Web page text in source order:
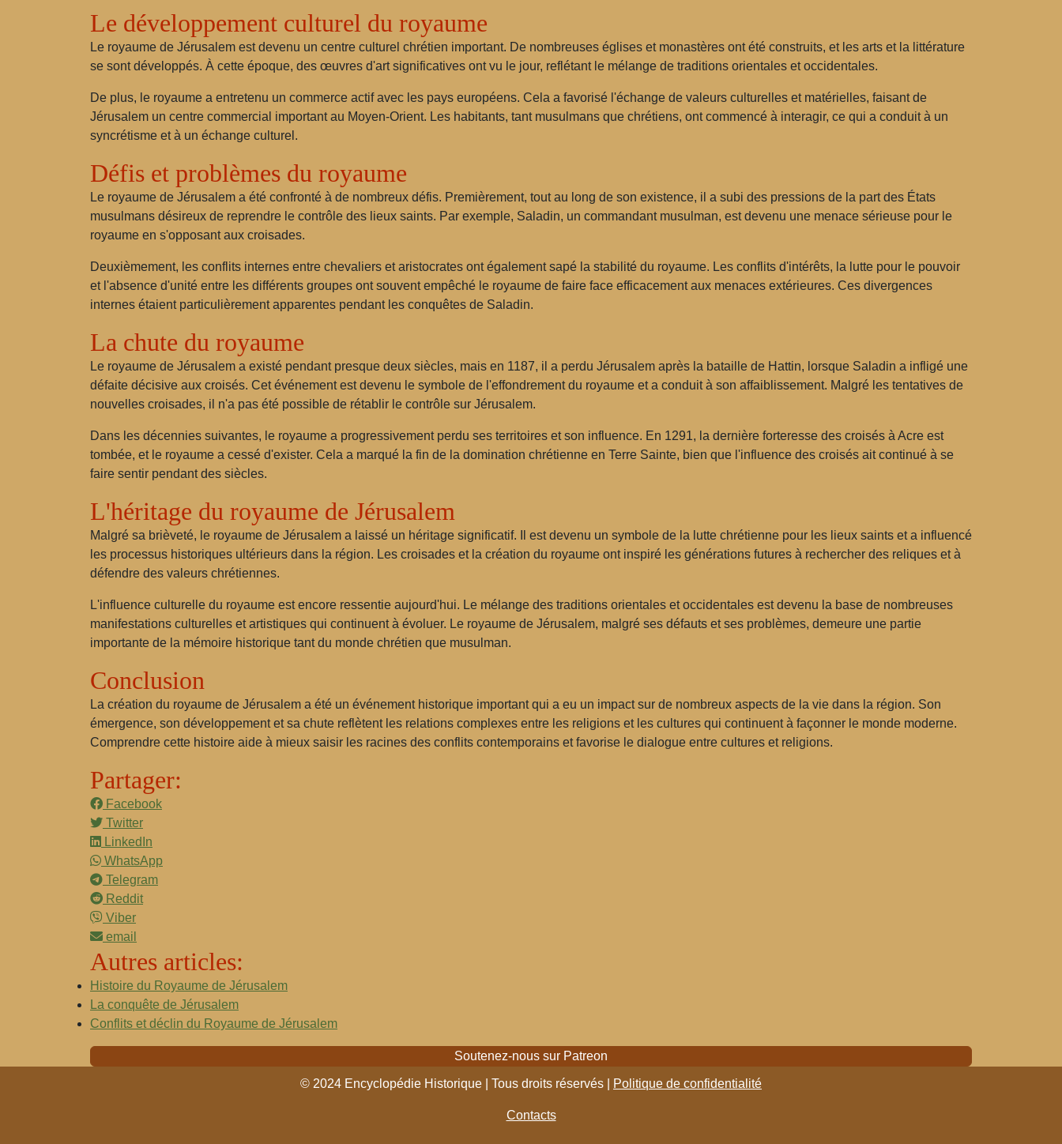
Le développement culturel du royaume
Le royaume de Jérusalem est devenu un centre culturel chrétien important. De nombreuses églises et monastères ont été construits, et les arts et la littérature
se sont développés. À cette époque, des œuvres d'art significatives ont vu le jour, reflétant le mélange de traditions orientales et occidentales.
De plus, le royaume a entretenu un commerce actif avec les pays européens. Cela a favorisé l'échange de valeurs culturelles et matérielles, faisant de
Jérusalem un centre commercial important au Moyen-Orient. Les habitants, tant musulmans que chrétiens, ont commencé à interagir, ce qui a conduit à un
syncrétisme et à un échange culturel.
Défis et problèmes du royaume
Le royaume de Jérusalem a été confronté à de nombreux défis. Premièrement, tout au long de son existence, il a subi des pressions de la part des États
musulmans désireux de reprendre le contrôle des lieux saints. Par exemple, Saladin, un commandant musulman, est devenu une menace sérieuse pour le
royaume en s'opposant aux croisades.
Deuxièmement, les conflits internes entre chevaliers et aristocrates ont également sapé la stabilité du royaume. Les conflits d'intérêts, la lutte pour le pouvoir
et l'absence d'unité entre les différents groupes ont souvent empêché le royaume de faire face efficacement aux menaces extérieures. Ces divergences
internes étaient particulièrement apparentes pendant les conquêtes de Saladin.
La chute du royaume
Le royaume de Jérusalem a existé pendant presque deux siècles, mais en 1187, il a perdu Jérusalem après la bataille de Hattin, lorsque Saladin a infligé une
défaite décisive aux croisés. Cet événement est devenu le symbole de l'effondrement du royaume et a conduit à son affaiblissement. Malgré les tentatives de
nouvelles croisades, il n'a pas été possible de rétablir le contrôle sur Jérusalem.
Dans les décennies suivantes, le royaume a progressivement perdu ses territoires et son influence. En 1291, la dernière forteresse des croisés à Acre est
tombée, et le royaume a cessé d'exister. Cela a marqué la fin de la domination chrétienne en Terre Sainte, bien que l'influence des croisés ait continué à se
faire sentir pendant des siècles.
L'héritage du royaume de Jérusalem
Malgré sa brièveté, le royaume de Jérusalem a laissé un héritage significatif. Il est devenu un symbole de la lutte chrétienne pour les lieux saints et a influencé
les processus historiques ultérieurs dans la région. Les croisades et la création du royaume ont inspiré les générations futures à rechercher des reliques et à
défendre des valeurs chrétiennes.
L'influence culturelle du royaume est encore ressentie aujourd'hui. Le mélange des traditions orientales et occidentales est devenu la base de nombreuses
manifestations culturelles et artistiques qui continuent à évoluer. Le royaume de Jérusalem, malgré ses défauts et ses problèmes, demeure une partie
importante de la mémoire historique tant du monde chrétien que musulman.
Conclusion
La création du royaume de Jérusalem a été un événement historique important qui a eu un impact sur de nombreux aspects de la vie dans la région. Son
émergence, son développement et sa chute reflètent les relations complexes entre les religions et les cultures qui continuent à façonner le monde moderne.
Comprendre cette histoire aide à mieux saisir les racines des conflits contemporains et favorise le dialogue entre cultures et religions.
Partager:
Facebook
Twitter
LinkedIn
WhatsApp
Telegram
Reddit
Viber
email
Autres articles:
Histoire du Royaume de Jérusalem
La conquête de Jérusalem
Conflits et déclin du Royaume de Jérusalem
Soutenez-nous sur Patreon
© 2024 Encyclopédie Historique | Tous droits réservés | Politique de confidentialité
Contacts